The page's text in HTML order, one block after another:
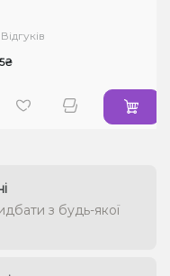
з будь-якої